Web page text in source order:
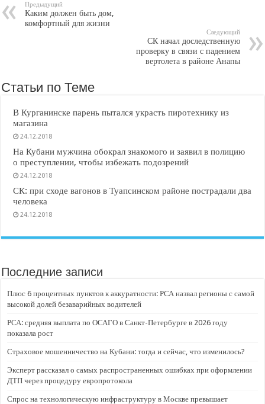
Предыдущий
Каким должен быть дом,
комфортный для жизни
Следующий
СК начал доследственную
проверку в связи с падением
вертолета в районе Анапы
Статьи по Теме
В Курганинске парень пытался украсть пиротехнику из
магазина
24.12.2018
На Кубани мужчина обокрал знакомого и заявил в полицию
о преступлении, чтобы избежать подозрений
24.12.2018
СК: при сходе вагонов в Туапсинском районе пострадали два
человека
24.12.2018
Последние записи
Плюс 6 процентных пунктов к аккуратности: РСА назвал регионы с самой
высокой долей безаварийных водителей
РСА: средняя выплата по ОСАГО в Санкт-Петербурге в 2026 году
показала рост
Страховое мошенничество на Кубани: тогда и сейчас, что изменилось?
Эксперт рассказал о самых распространенных ошибках при оформлении
ДТП через процедуру европротокола
Спрос на технологическую инфраструктуру в Москве превышает